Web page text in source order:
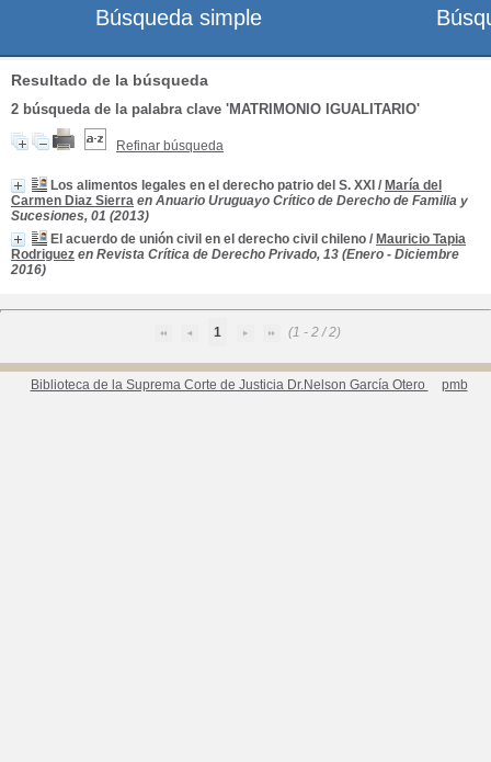
Resultado de la búsqueda
2 búsqueda de la palabra clave 'MATRIMONIO IGUALITARIO'
Refinar búsqueda
Los alimentos legales en el derecho patrio del S. XXI / María del
Carmen Diaz Sierra en Anuario Uruguayo Crítico de Derecho de Familia y
Sucesiones, 01 (2013)
El acuerdo de unión civil en el derecho civil chileno / Mauricio Tapia
Rodriguez en Revista Crítica de Derecho Privado, 13 (Enero - Diciembre
2016)
1 (1 - 2 / 2)
Biblioteca de la Suprema Corte de Justicia Dr.Nelson García Otero pmb
Búsqueda simple